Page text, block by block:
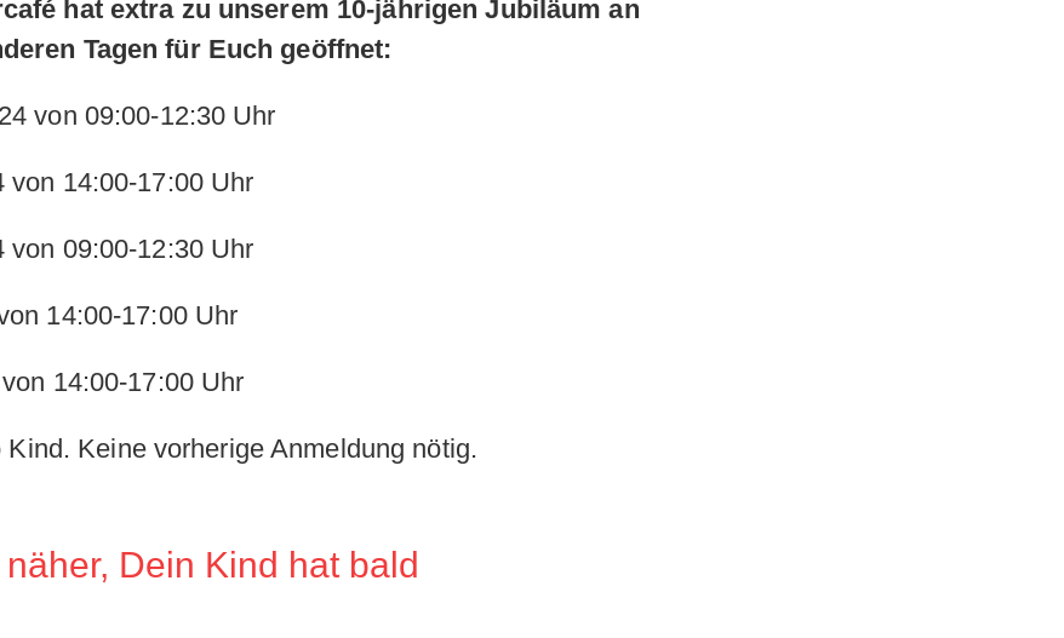
hat extra zu unserem 10-jährigen Jubiläum an
Tagen für Euch geöffnet:
von 09:00-12:30 Uhr
von 14:00-17:00 Uhr
von 09:00-12:30 Uhr
14:00-17:00 Uhr
14:00-17:00 Uhr
Keine vorherige Anmeldung nötig.
Dein Kind hat bald